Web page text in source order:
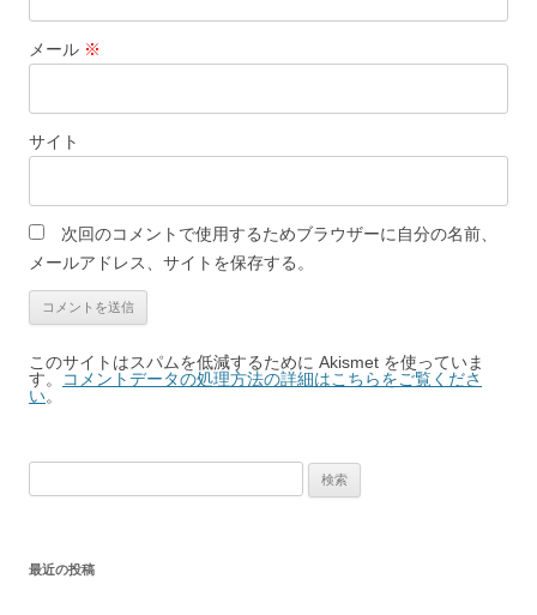
メール ※
サイト
次回のコメントで使用するためブラウザーに自分の名前、
メールアドレス、サイトを保存する。
このサイトはスパムを低減するために Akismet を使っていま
す。
コメントデータの処理方法の詳細はこちらをご覧くださ
い。
最近の投稿